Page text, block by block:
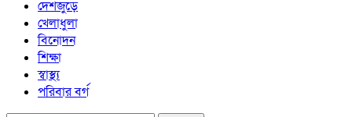
দেশজুড়ে
খেলাধুলা
বিনোদন
শিক্ষা
স্বাস্থ্য
পরিবার বর্গ